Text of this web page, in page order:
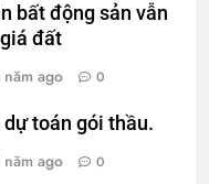
bất động sản vẫn
đất
năm ago 0
toán gói thầu.
năm ago 0